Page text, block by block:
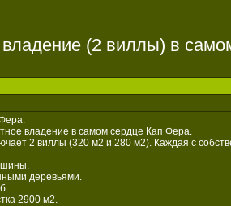
(2 виллы) в
владение в самом сердце Кап Фера.
2 виллы (320 м2 и 280 м2). Каждая с
деревьями.
2900 м2.